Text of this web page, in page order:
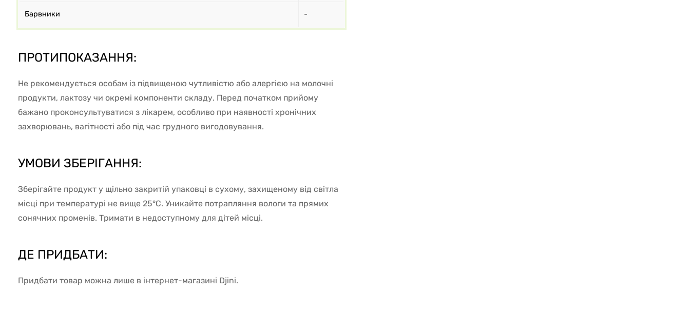
Барвники -
ПРОТИПОКАЗАННЯ:
Не рекомендується особам із підвищеною чутливістю або алергією на молочні
продукти, лактозу чи окремі компоненти складу. Перед початком прийому
бажано проконсультуватися з лікарем, особливо при наявності хронічних
захворювань, вагітності або під час грудного вигодовування.
УМОВИ ЗБЕРІГАННЯ:
Зберігайте продукт у щільно закритій упаковці в сухому, захищеному від світла
місці при температурі не вище 25°C. Уникайте потрапляння вологи та прямих
сонячних променів. Тримати в недоступному для дітей місці.
ДЕ ПРИДБАТИ:
Придбати товар можна лише в інтернет-магазині Djini.